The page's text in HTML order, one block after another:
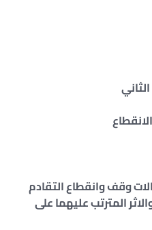
وقف وانقطاع التقادم
المترتب عليهما على